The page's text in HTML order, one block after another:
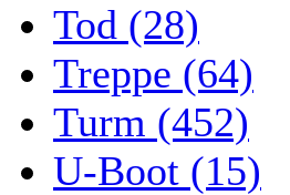
Tod (28)
Treppe (64)
Turm (452)
U-Boot (15)